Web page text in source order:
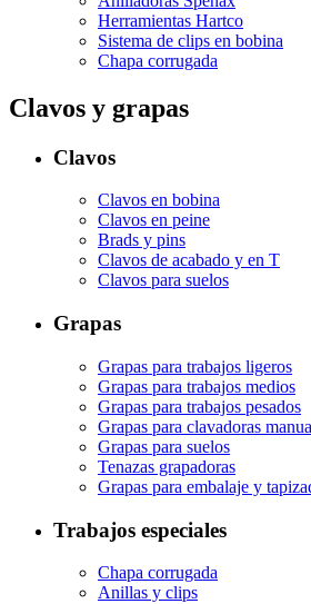
Herramientas Hartco
Sistema de clips en bobina
Chapa corrugada
Clavos y grapas
Clavos
Clavos en bobina
Clavos en peine
Brads y pins
Clavos de acabado y en T
Clavos para suelos
Grapas
Grapas para trabajos ligeros
Grapas para trabajos medios
Grapas para trabajos pesados
Grapas para clavadoras
Grapas para suelos
Tenazas grapadoras
Grapas para embalaje y
Trabajos especiales
Chapa corrugada
Anillas y clips